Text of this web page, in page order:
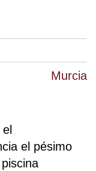
Murcia
el pésimo